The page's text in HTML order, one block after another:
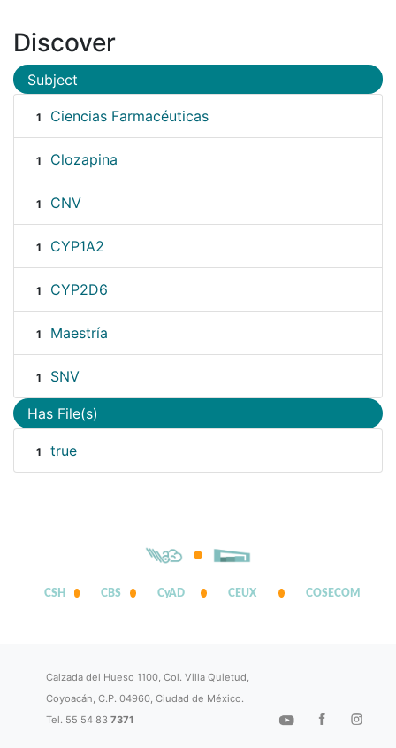
Discover
Subject
1 Ciencias Farmacéuticas
1 Clozapina
1 CNV
1 CYP1A2
1 CYP2D6
1 Maestría
1 SNV
Has File(s)
1 true
CSH CBS CyAD CEUX COSECOM
Calzada del Hueso 1100, Col. Villa Quietud,
Coyoacán, C.P. 04960, Ciudad de México.
Tel. 55 54 837371